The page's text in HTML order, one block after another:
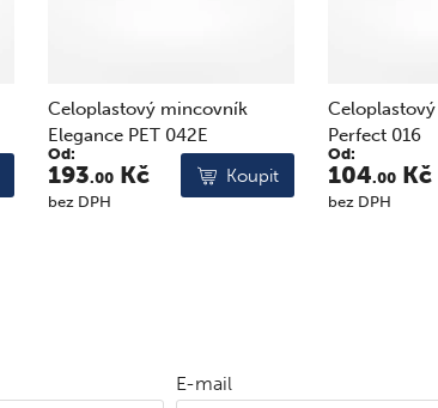
Celoplastový mincovník
Perfect 016
Od:
104.00 Kč
bez DPH
Koupit
Kontakt 052
Od:
90.00Kč
bez DPH
E-mail